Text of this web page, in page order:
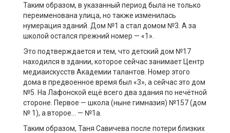
Таким образом, в указанный период была не только
переименована улица, но также изменилась
нумерация зданий. Дом №1 а стал домом №3. А за
школой остался прежний номер — «1».
Это подтверждается и тем, что детский дом №17
находился в здании, которое сейчас занимает Центр
медиаискусств Академии талантов. Номер этого
дома в предвоенное время был «3», а сейчас это дом
№5. На Лафонской ещё всего два здания по нечётной
стороне. Первое — школа (ныне гимназия) №157 (дом
№ 1), а второе… — №1а.
Таким образом, Таня Савичева после потери близких